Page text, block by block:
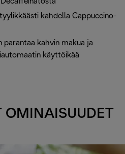
tyylikkäästi kahdella Cappuccino-
parantaa kahvin makua ja
käyttöikää
OMINAISUUDET